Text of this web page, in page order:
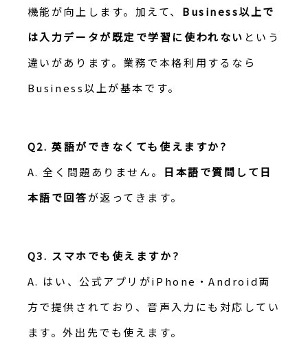
機能が向上します。加えて、 Business以上で
は入力データが既定で学習に使われない という
違いがあります。業務で本格利用するなら
Business以上が基本です。
Q2. 英語ができなくても使えますか?
A. 全く問題ありません。 日本語で質問して日
本語で回答が返ってきます。
Q3. スマホでも使えますか?
A. はい、公式アプリがiPhone・Android両
方で提供されており、音声入力にも対応してい
ます。外出先でも使えます。